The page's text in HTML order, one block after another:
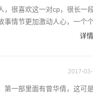
，很喜欢这一对cp，很长一
事情节更加激动人心，一个
详情
2017-03-
第一部里面有曾华倩，这可